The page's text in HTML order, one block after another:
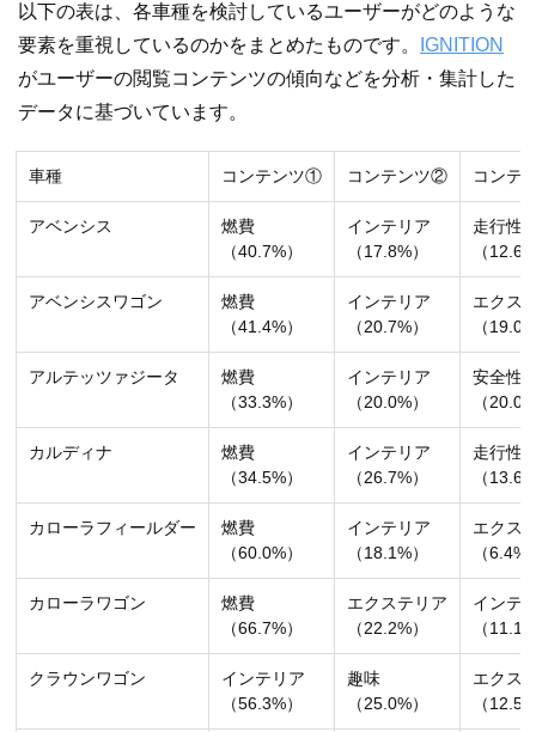
以下の表は、各車種を検討しているユーザーがどのような
要素を重視しているのかをまとめたものです。
IGNITION
がユーザーの閲覧コンテンツの傾向などを分析・集計した
データに基づいています。
車種 コンテンツ① コンテンツ② コンテ
アベンシス
燃費
（40.7%）
インテリア
（17.8%）
走行性
（
アベンシスワゴン
燃費
（41.4%）
インテリア
（20.7%）
エクス
（
アルテッツァジータ
燃費
（33.3%）
インテリア
（20.0%）
安全性
（
カルディナ
燃費
（34.5%）
インテリア
（26.7%）
走行性
（
カローラフィールダー
燃費
（60.0%）
インテリア
（18.1%）
エクス
（6.4%
カローラワゴン
燃費
（66.7%）
エクステリア
（22.2%）
インテ
（
クラウンワゴン
インテリア
（56.3%）
趣味
（25.0%）
エクス
（